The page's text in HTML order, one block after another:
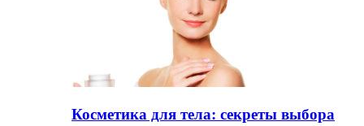
Косметика для тела: секреты выбора